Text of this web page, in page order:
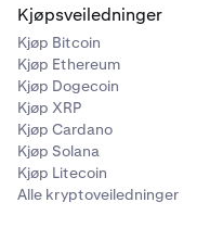
Kjøpsveiledninger
Kjøp Bitcoin
Kjøp Ethereum
Kjøp Dogecoin
Kjøp XRP
Kjøp Cardano
Kjøp Solana
Kjøp Litecoin
Alle kryptoveiledninger